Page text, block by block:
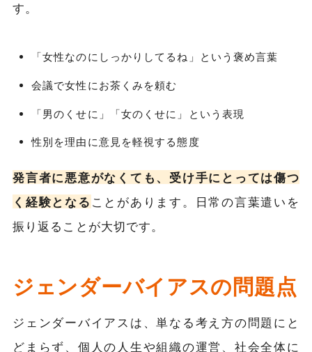
す。
「女性なのにしっかりしてるね」という褒め言葉
会議で女性にお茶くみを頼む
「男のくせに」「女のくせに」という表現
性別を理由に意見を軽視する態度
発言者に悪意がなくても、受け手にとっては傷つ
く経験となる ことがあります。日常の言葉遣いを
振り返ることが大切です。
ジェンダーバイアスの問題点
ジェンダーバイアスは、単なる考え方の問題にと
どまらず、個人の人生や組織の運営、社会全体に